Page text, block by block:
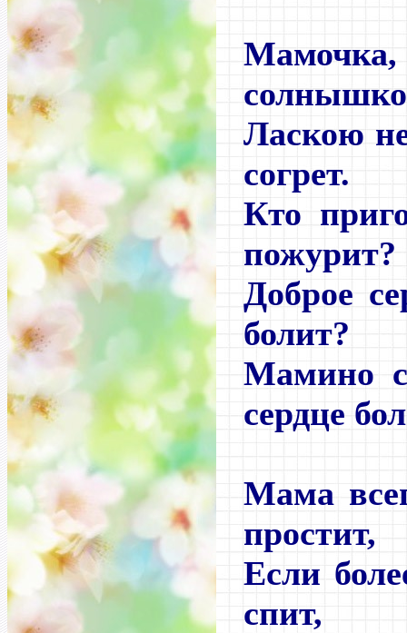
Ласкою
согрет.
Кто
пожурит?
Доброе
болит?
Мамино
сердце
Мама
простит,
Если
спит,